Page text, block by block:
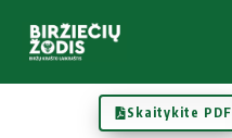
Skaitykite PDF